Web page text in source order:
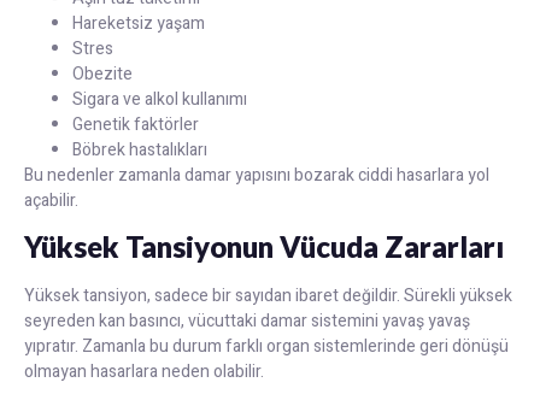
Hareketsiz yaşam
Stres
Obezite
Sigara ve alkol kullanımı
Genetik faktörler
Böbrek hastalıkları
Bu nedenler zamanla damar yapısını bozarak ciddi hasarlara yol
açabilir.
Yüksek Tansiyonun Vücuda Zararları
Yüksek tansiyon, sadece bir sayıdan ibaret değildir. Sürekli yüksek
seyreden kan basıncı, vücuttaki damar sistemini yavaş yavaş
yıpratır. Zamanla bu durum farklı organ sistemlerinde geri dönüşü
olmayan hasarlara neden olabilir.